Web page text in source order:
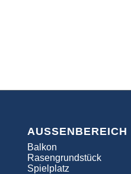
AUSSENBEREICH
Balkon
Rasengrundstück
Spielplatz